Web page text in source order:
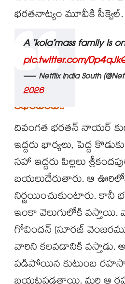
భరతనాట్యం మూవీకి సీక్వెల్.
A ‘kola’mass family is
pic.twitter.com/
— Netflix India South
2026
కథేంటంటే..
దివంగత భరతన్ నాయర్
ఇద్దరు భార్యలు, పెద్ద
సహా ఇద్దరు పిల్లలు
బయలుదేరుతారు. ఆ
నిర్ణయించుకుంటారు. కానీ
ఇంకా వెలుగులోకి వస్తాయి.
గోవిందన్ (సూరజ్
వారిని కలవడానికి వస్తాడు.
పడిపోయిన కుటుంబ